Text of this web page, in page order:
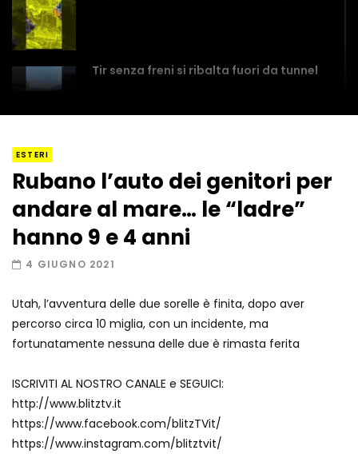
Tir senza freni si ribalta fuori da tunnel
Amiocuggino fa saltare in aria il drone
Record di baci in 30 secondi
Due navi USA si scontrano in mare
ESTERI
Rubano l’auto dei genitori per
andare al mare… le “ladre”
hanno 9 e 4 anni
4 GIUGNO 2021
Utah, l’avventura delle due sorelle è finita, dopo aver
percorso circa 10 miglia, con un incidente, ma
fortunatamente nessuna delle due è rimasta ferita
ISCRIVITI AL NOSTRO CANALE e SEGUICI:
http://www.blitztv.it
https://www.facebook.com/blitzTVit/
https://www.instagram.com/blitztvit/